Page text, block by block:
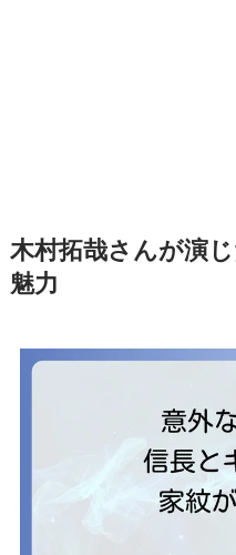
木村拓哉さんが演
魅力